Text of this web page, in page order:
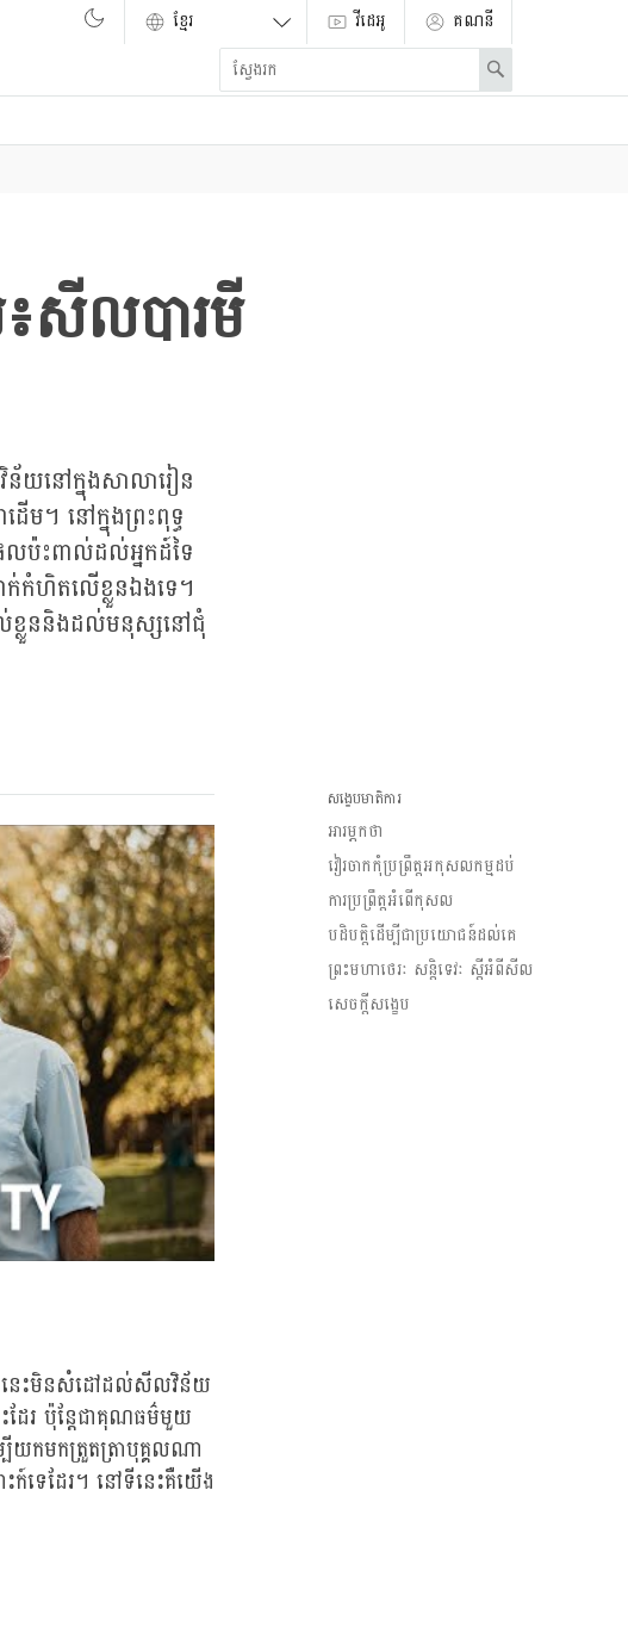
វីដេអូ
គណនី
Enter
search
term
Search
សីលបារមី
ន័យនៅក្នុងសាលារៀន
ម។ នៅក្នុងព្រះពុទ្ធ
ះពាល់ដល់អ្នកដ៍ទៃ
កំហិតលើខ្លួនឯងទេ។
ល់ខ្លួននិងដល់មនុស្សនៅជុំ
សង្ខេបមាតិការ
អារម្ភកថា
វៀរចាកកុំប្រព្រឹត្តអកុសលកម្មដប់
ការប្រព្រឹត្តអំពើកុសល
បដិបត្តិដើម្បីជាប្រយោជន៍ដល់គេ
ព្រះមហាថេរៈ សន្តិទេវៈ ស្តីអំពីសីល
សេចក្តីសង្ខេប
នេះមិនសំដៅដល់សីលវិន័យ
ដែរ ប៉ុន្តែជាគុណធម៌មួយ
បីយកមកត្រួតត្រាបុគ្គលណា
ទេដែរ។ នៅទីនេះគឺយើង